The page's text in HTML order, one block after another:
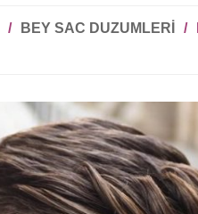
/ BEY SAC DUZUMLERI /